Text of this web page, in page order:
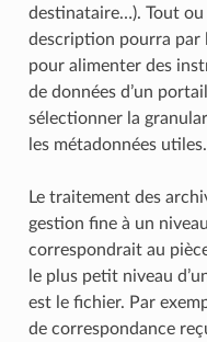
destinataire…). Tout ou
description pourra par
pour alimenter des
de données d’un
sélectionner la
les métadonnées utiles.
Le traitement des
gestion fine à un
correspondrait au
le plus petit niveau
est le fichier. Par
de correspondance